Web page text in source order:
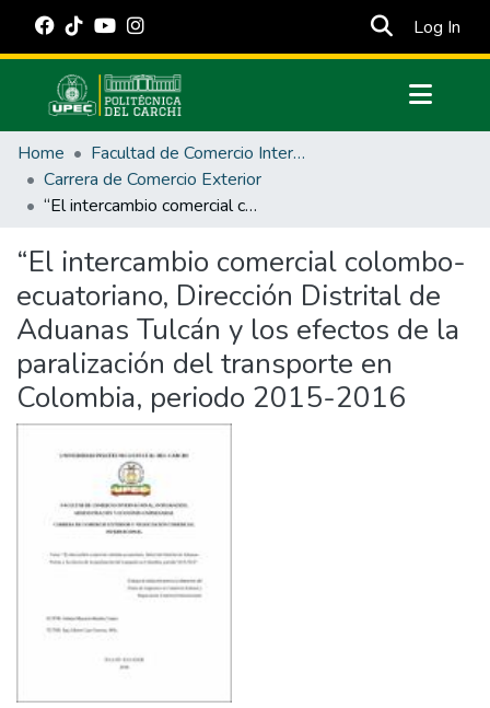
Log In
Communities & Collections
All of DSpace
Statistics
Estadísticas Externas
Manuales
Home
Facultad de Comercio Internacional, Integración, Administración y Economía Empresarial
Carrera de Comercio Exterior
“El intercambio comercial colombo-ecuatoriano, Dirección Distrital de Aduanas Tulcán y los efectos de la paralización del transporte en Colombia, periodo 2015-2016
“El intercambio comercial colombo-
ecuatoriano, Dirección Distrital de
Aduanas Tulcán y los efectos de la
paralización del transporte en
Colombia, periodo 2015-2016